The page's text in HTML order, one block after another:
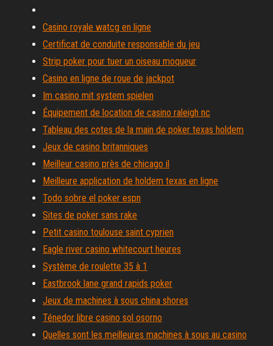
Casino royale watcg en ligne
Certificat de conduite responsable du jeu
Strip poker pour tuer un oiseau moqueur
Casino en ligne de roue de jackpot
Im casino mit system spielen
Équipement de location de casino raleigh nc
Tableau des cotes de la main de poker texas holdem
Jeux de casino britanniques
Meilleur casino près de chicago il
Meilleure application de holdem texas en ligne
Todo sobre el poker espn
Sites de poker sans rake
Petit casino toulouse saint cyprien
Eagle river casino whitecourt heures
Système de roulette 35 à 1
Eastbrook lane grand rapids poker
Jeux de machines à sous china shores
Ténedor libre casino sol osorno
Quelles sont les meilleures machines à sous au casino